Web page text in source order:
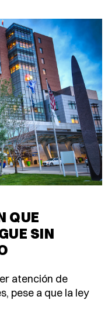
QUE
SIN
atención de
pese a que la ley